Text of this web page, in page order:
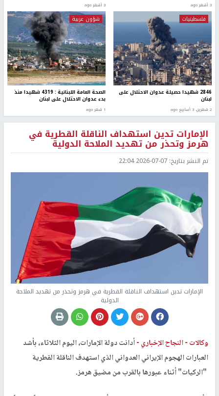
3 أشهر ago 3 أشهر ago
فلسطينيات
2846 شهيدا حصيلة عدوان الاحتلال على
لبنان
2 شهرين، 3 أسابيع ago
شؤون عربية
الصحة العامة اللبنانية : 4319 شهيدا منذ
بدء عدوان الاحتلال على لبنان
1 شهر ago
الإمارات تدين استهداف الناقلة القطرية في
هرمز وتحذر من تهديد الملاحة الدولية
تم النشر بتاريخ: 2026-07-07 22:04
الإمارات تدين استهداف الناقلة القطرية في هرمز وتحذر من تهديد الملاحة
الدولية
وكالات -النجاح الإخباري -أدانت دولة الإمارات، اليوم الثلاثاء، بأشد
العبارات الهجوم الإيراني العدواني الذي استهدف الناقلة القطرية
"الركيات" أثناء عبورها بالقرب من مضيق هرمز.